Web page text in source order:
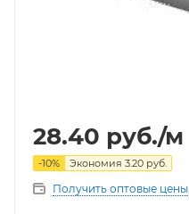
28.40 руб./м
-10% Экономия 3.20 руб.
Получить оптовые цены